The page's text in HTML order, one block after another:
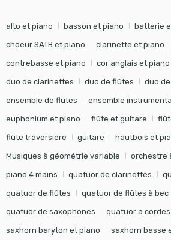
alto et piano basson et piano batterie
choeur SATB et piano clarinette et piano
contrebasse et piano cor anglais et piano
duo de clarinettes duo de flûtes duo
ensemble de flûtes ensemble
euphonium et piano flûte et guitare
flûte traversière guitare hautbois et
Musiques à géométrie variable orchestre
piano 4 mains quatuor de clarinettes
quatuor de flûtes quatuor de flûtes à bec
quatuor de saxophones quatuor à cordes
saxhorn baryton et piano saxhorn basse